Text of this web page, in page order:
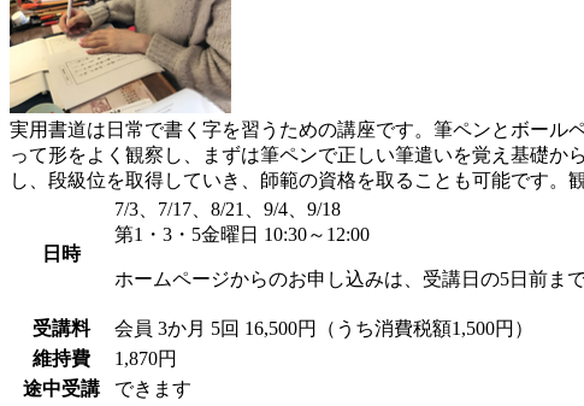
実用書道は日常で書く字を習うための講座です。筆ペンとボール
って形をよく観察し、まずは筆ペンで正しい筆遣いを覚え基礎
し、段級位を取得していき、師範の資格を取ることも可能です。
日時
7/3、7/17、8/21、9/4、9/18
第1・3・5金曜日 10:30～12:00
ホームページからのお申し込みは、受講日の5日前ま
受講料 会員 3か月 5回 16,500円（うち消費税額1,500円）
維持費
1,870円
途中受講
できます